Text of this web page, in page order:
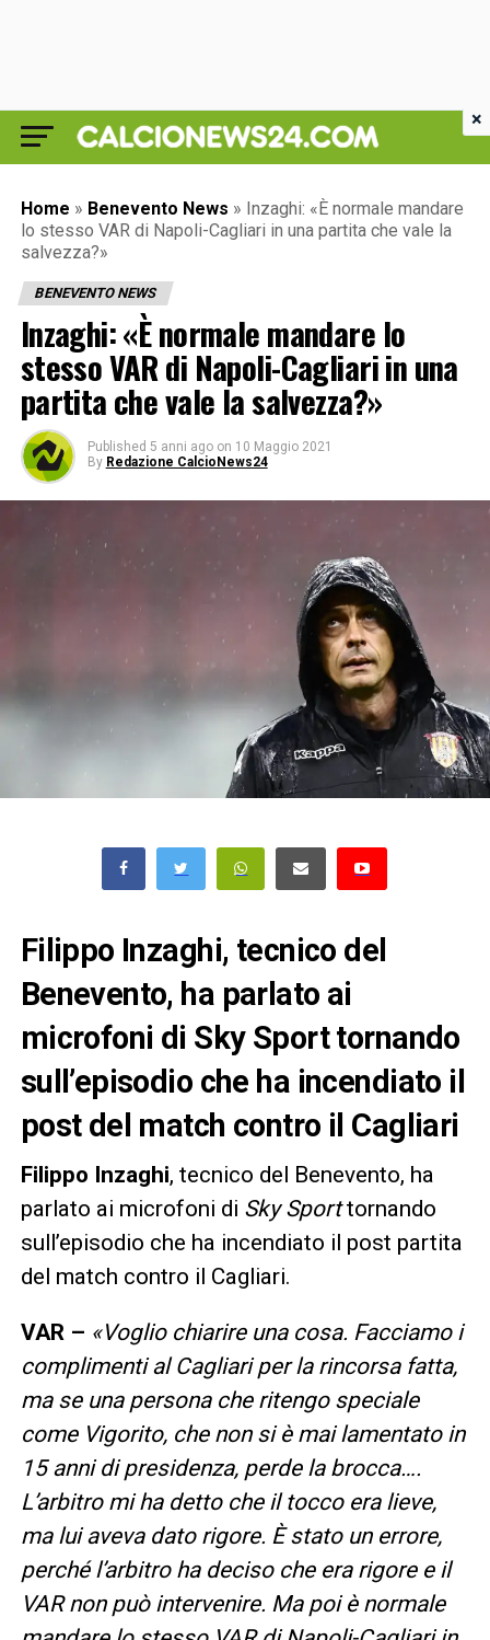
Home » Benevento News » Inzaghi: «È normale mandare
lo stesso VAR di Napoli-Cagliari in una partita che vale la
salvezza?»
BENEVENTO NEWS
Inzaghi: «È normale mandare lo
stesso VAR di Napoli-Cagliari in una
partita che vale la salvezza?»
Published 5 anni ago on 10 Maggio 2021
By Redazione CalcioNews24
Filippo Inzaghi, tecnico del
Benevento, ha parlato ai
microfoni di Sky Sport tornando
sull’episodio che ha incendiato il
post del match contro il Cagliari
Filippo Inzaghi, tecnico del Benevento, ha
parlato ai microfoni di Sky Sporttornando
sull’episodio che ha incendiato il post partita
del match contro il Cagliari.
VAR – «Voglio chiarire una cosa. Facciamo i
complimenti al Cagliari per la rincorsa fatta,
ma se una persona che ritengo speciale
come Vigorito, che non si è mai lamentato in
15 anni di presidenza, perde la brocca….
L’arbitro mi ha detto che il tocco era lieve,
ma lui aveva dato rigore. È stato un errore,
perché l’arbitro ha deciso che era rigore e il
VAR non può intervenire. Ma poi è normale
×